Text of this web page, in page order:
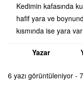
Kedimin kafasında
hafif yara ve
kısmında ise yara
Yazar
6 yazı görüntüleniyor -